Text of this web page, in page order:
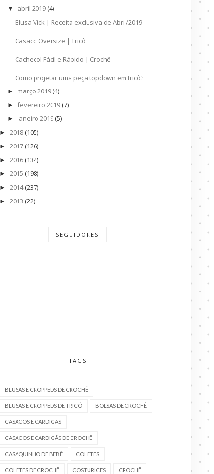
▼ abril 2019 (4)
Blusa Vick | Receita exclusiva de Abril/2019
Casaco Oversize | Tricô
Cachecol Fácil e Rápido | Crochê
Como projetar uma peça topdown em tricô?
► março 2019 (4)
► fevereiro 2019 (7)
► janeiro 2019 (5)
► 2018 (105)
► 2017 (126)
► 2016 (134)
► 2015 (198)
► 2014 (237)
► 2013 (22)
SEGUIDORES
TAGS
BLUSAS E CROPPEDS DE CROCHÊ
BLUSAS E CROPPEDS DE TRICÔ BOLSAS DE CROCHÊ
CASACOS E CARDIGÃS
CASACOS E CARDIGÃS DE CROCHÊ
CASAQUINHO DE BEBÊ COLETES
COLETES DE CROCHÊ COSTURICES CROCHÊ